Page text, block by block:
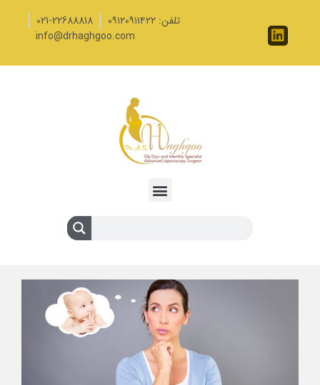
تلفن: ۰۹۱۲۰۹۱۱۴۲۲
021-22688818
info@drhaghgoo.com